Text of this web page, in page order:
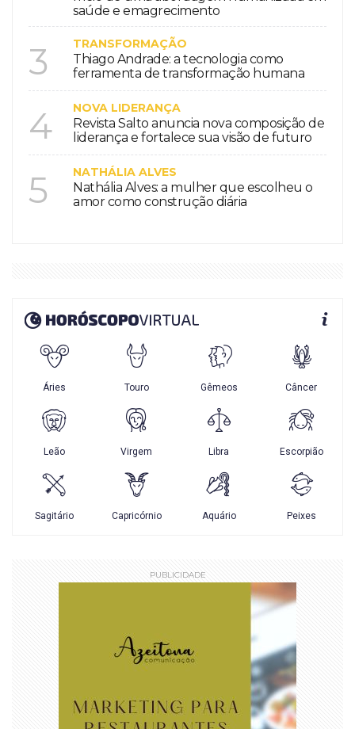
saúde e emagrecimento
3 TRANSFORMAÇÃO
Thiago Andrade: a tecnologia como
ferramenta de transformação humana
4 NOVA LIDERANÇA
Revista Salto anuncia nova composição de
liderança e fortalece sua visão de futuro
5 NATHÁLIA ALVES
Nathália Alves: a mulher que escolheu o
amor como construção diária
PUBLICIDADE